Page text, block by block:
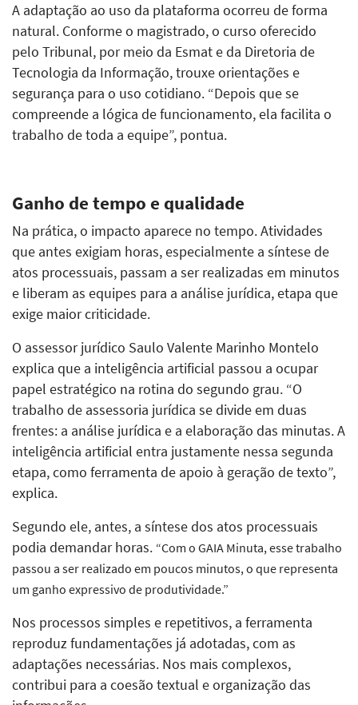
A adaptação ao uso da plataforma ocorreu de forma
natural. Conforme o magistrado, o curso oferecido
pelo Tribunal, por meio da Esmat e da Diretoria de
Tecnologia da Informação, trouxe orientações e
segurança para o uso cotidiano. “Depois que se
compreende a lógica de funcionamento, ela facilita o
trabalho de toda a equipe”, pontua.
Ganho de tempo e qualidade
Na prática, o impacto aparece no tempo. Atividades
que antes exigiam horas, especialmente a síntese de
atos processuais, passam a ser realizadas em minutos
e liberam as equipes para a análise jurídica, etapa que
exige maior criticidade.
O assessor jurídico Saulo Valente Marinho Montelo
explica que a inteligência artificial passou a ocupar
papel estratégico na rotina do segundo grau. “O
trabalho de assessoria jurídica se divide em duas
frentes: a análise jurídica e a elaboração das minutas. A
inteligência artificial entra justamente nessa segunda
etapa, como ferramenta de apoio à geração de texto”,
explica.
Segundo ele, antes, a síntese dos atos processuais
podia demandar horas. “Com o GAIA Minuta, esse trabalho
passou a ser realizado em poucos minutos, o que representa
um ganho expressivo de produtividade.”
Nos processos simples e repetitivos, a ferramenta
reproduz fundamentações já adotadas, com as
adaptações necessárias. Nos mais complexos,
contribui para a coesão textual e organização das